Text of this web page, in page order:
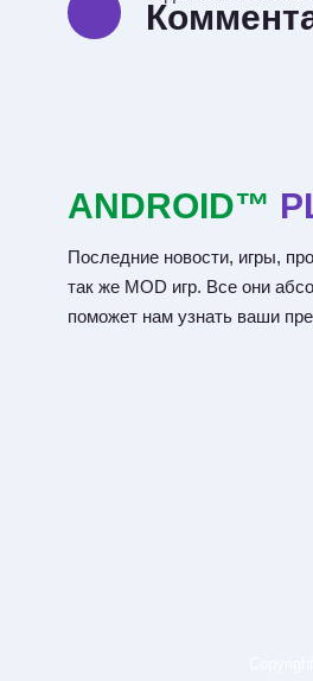
ANDROID™
Последние новости, игры,
так же MOD игр. Все они
поможет нам узнать ваши